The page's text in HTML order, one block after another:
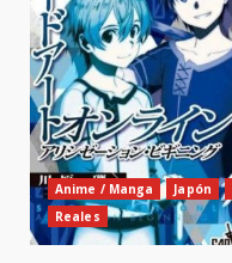
Anime / Manga Japón
Reales